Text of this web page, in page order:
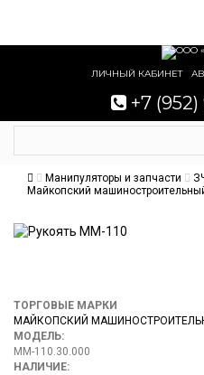
ЛИЧНЫЙ КАБИНЕТ
+7
Манипуляторы и запчасти
Майкопский
ТОРГОВЫЕ МАРКИ
МАЙКОПСКИЙ
МОДЕЛЬ:
ММ-110.30.000
НАЛИЧИЕ: